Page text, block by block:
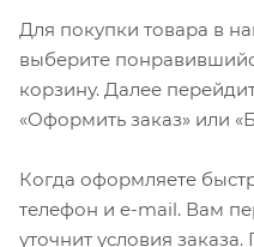
Для покупки товара в
выберите
корзину. Далее
«Оформить заказ» или
Когда оформляете
телефон и e-mail. Вам
уточнит условия